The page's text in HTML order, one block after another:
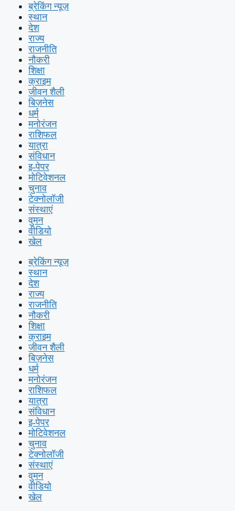
ब्रेकिंग न्यूज़
स्थान
देश
राज्य
राजनीति
नौकरी
शिक्षा
क्राइम
जीवन शैली
बिज़नेस
धर्म
मनोरंजन
राशिफल
यात्रा
संविधान
इ-पेपर
मोटिवेशनल
चुनाव
टेक्नोलॉजी
संस्थाएं
वुमन
वीडियो
खेल
ब्रेकिंग न्यूज़
स्थान
देश
राज्य
राजनीति
नौकरी
शिक्षा
क्राइम
जीवन शैली
बिज़नेस
धर्म
मनोरंजन
राशिफल
यात्रा
संविधान
इ-पेपर
मोटिवेशनल
चुनाव
टेक्नोलॉजी
संस्थाएं
वुमन
वीडियो
खेल